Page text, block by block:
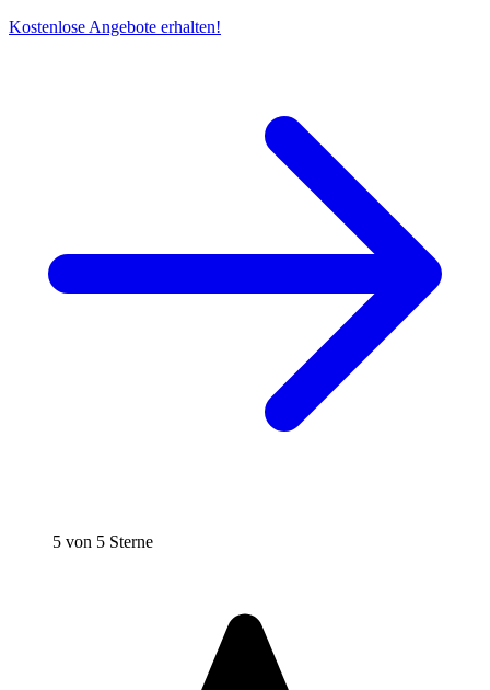
Kostenlose Angebote erhalten!
5 von 5 Sterne